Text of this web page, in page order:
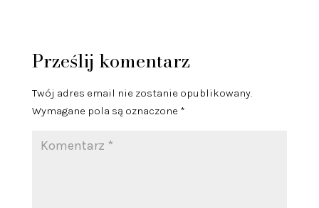
Prześlij komentarz
Twój adres email nie zostanie opublikowany.
Wymagane pola są oznaczone *